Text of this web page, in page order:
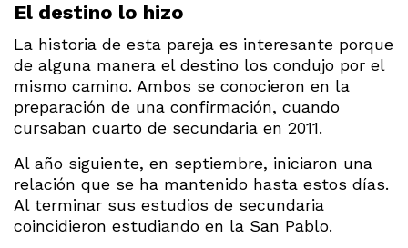
El destino lo hizo
La historia de esta pareja es interesante porque
de alguna manera el destino los condujo por el
mismo camino. Ambos se conocieron en la
preparación de una confirmación, cuando
cursaban cuarto de secundaria en 2011.
Al año siguiente, en septiembre, iniciaron una
relación que se ha mantenido hasta estos días.
Al terminar sus estudios de secundaria
coincidieron estudiando en la San Pablo.